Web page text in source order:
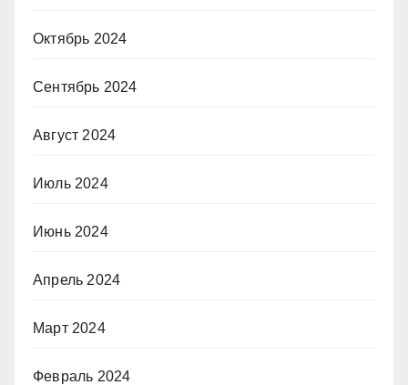
Октябрь 2024
Сентябрь 2024
Август 2024
Июль 2024
Июнь 2024
Апрель 2024
Март 2024
Февраль 2024